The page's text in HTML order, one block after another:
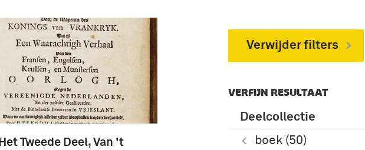
Verwijder filters
VERFIJN RESULTAAT
Deelcollectie
boek (50)
Het Tweede Deel, Van 't